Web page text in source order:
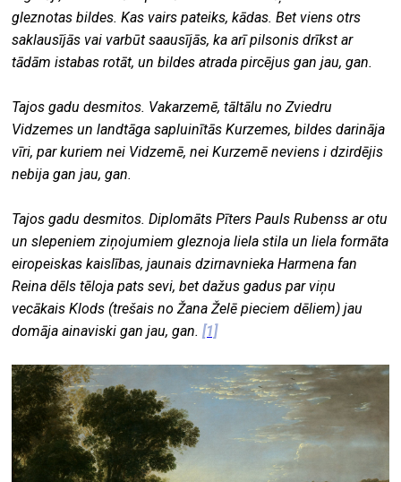
gleznotas bildes. Kas vairs pateiks, kādas. Bet viens otrs
saklausījās vai varbūt saausījās, ka arī pilsonis drīkst ar
tādām istabas rotāt, un bildes atrada pircējus gan jau, gan.
Tajos gadu desmitos. Vakarzemē, tāltālu no Zviedru
Vidzemes un landtāga sapluinītās Kurzemes, bildes darināja
vīri, par kuriem nei Vidzemē, nei Kurzemē neviens i dzirdējis
nebija gan jau, gan.
Tajos gadu desmitos. Diplomāts Pīters Pauls Rubenss ar otu
un slepeniem ziņojumiem gleznoja liela stila un liela formāta
eiropeiskas kaislības, jaunais dzirnavnieka Harmena fan
Reina dēls tēloja pats sevi, bet dažus gadus par viņu
vecākais Klods (trešais no Žana Želē pieciem dēliem) jau
domāja ainaviski gan jau, gan. [1]